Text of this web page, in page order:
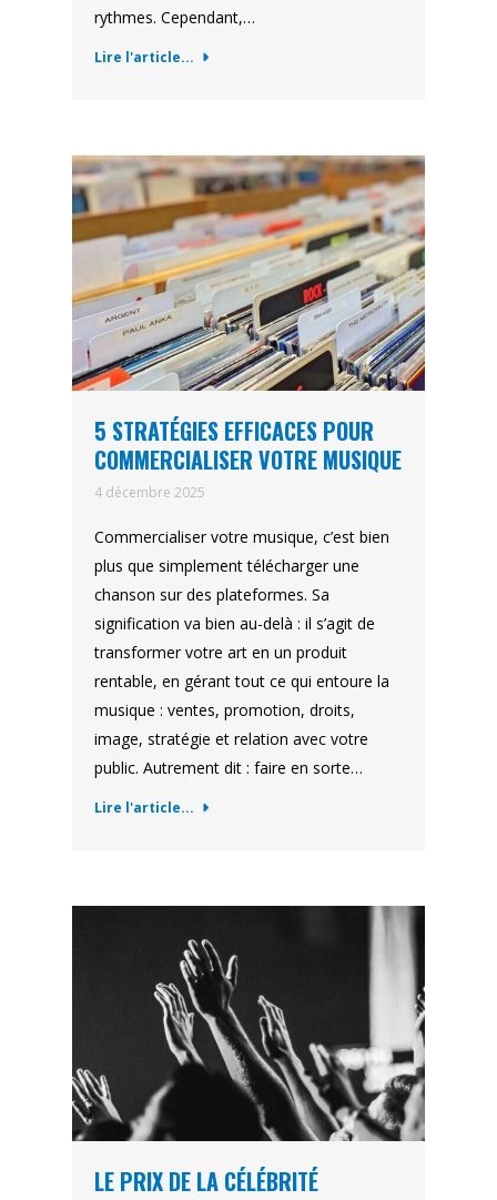
rythmes. Cependant,…
Lire l'article...
5 STRATÉGIES EFFICACES POUR
COMMERCIALISER VOTRE MUSIQUE
4 décembre 2025
Commercialiser votre musique, c’est bien
plus que simplement télécharger une
chanson sur des plateformes. Sa
signification va bien au-delà : il s’agit de
transformer votre art en un produit
rentable, en gérant tout ce qui entoure la
musique : ventes, promotion, droits,
image, stratégie et relation avec votre
public. Autrement dit : faire en sorte…
Lire l'article...
LE PRIX DE LA CÉLÉBRITÉ